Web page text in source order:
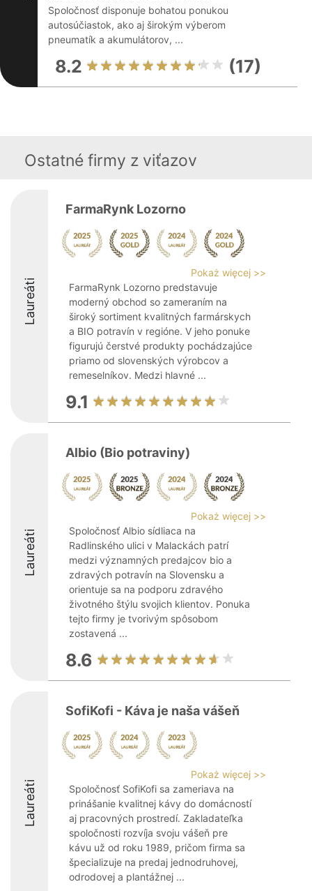
Spoločnosť disponuje bohatou ponukou
autosúčiastok, ako aj širokým výberom
pneumatík a akumulátorov, ...
8.2 (17)
Ostatné firmy z viťazov
Laureáti
FarmaRynk Lozorno
Pokaż więcej >>
FarmaRynk Lozorno predstavuje
moderný obchod so zameraním na
široký sortiment kvalitných farmárskych
a BIO potravín v regióne. V jeho ponuke
figurujú čerstvé produkty pochádzajúce
priamo od slovenských výrobcov a
remeselníkov. Medzi hlavné ...
9.1
Laureáti
Albio (Bio potraviny)
Pokaż więcej >>
Spoločnosť Albio sídliaca na
Radlinského ulici v Malackách patrí
medzi významných predajcov bio a
zdravých potravín na Slovensku a
orientuje sa na podporu zdravého
životného štýlu svojich klientov. Ponuka
tejto firmy je tvorivým spôsobom
zostavená ...
8.6
Laureáti
SofiKofi - Káva je naša vášeň
Pokaż więcej >>
Spoločnosť SofiKofi sa zameriava na
prinášanie kvalitnej kávy do domácností
aj pracovných prostredí. Zakladateľka
spoločnosti rozvíja svoju vášeň pre
kávu už od roku 1989, pričom firma sa
špecializuje na predaj jednodruhovej,
odrodovej a plantážnej ...